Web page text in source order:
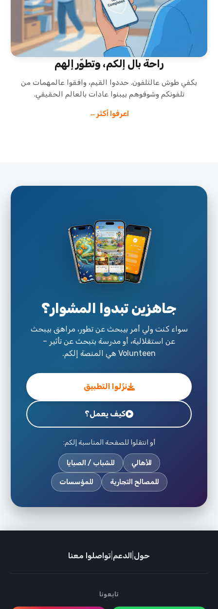
راحة بال إلكم، وتطوّر إلهم
بكفي طوش عالتلفون. حددوا القيم، وافقوا عالمهمات من
تلفونكم وشوفوهم بيبنوا عادات بالعالم الحقيقي.
اعرفوا أكثر →
جاهزين تبدوا المشوار؟
سواء كنت ولي أمر بيبحث عن تطور، مراهق بيبحث
عن استقلالية، أو مدرسة بتبحث عن تأثير –
Volunteen هي المنصة إلكم.
نزّلوا التطبيق
كيف يعمل؟
أو انتقلوا للصفحة المناسبة إلكم:
للأهالي للشباب / الصبايا
للمصالح التجارية للمؤسسات
حول الدعم تواصلوا معنا
تابعونا